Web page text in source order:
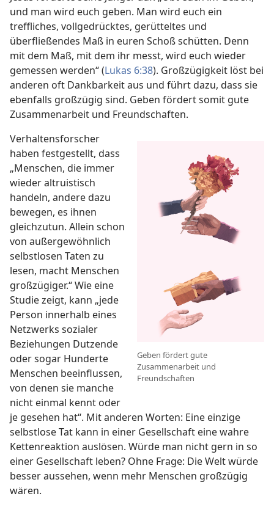
und man wird euch geben. Man wird euch ein
treffliches, vollgedrücktes, gerütteltes und
überfließendes Maß in euren Schoß schütten. Denn
mit dem Maß, mit dem ihr messt, wird euch wieder
gemessen werden“ (Lukas 6:38). Großzügigkeit löst bei
anderen oft Dankbarkeit aus und führt dazu, dass sie
ebenfalls großzügig sind. Geben fördert somit gute
Zusammenarbeit und Freundschaften.
Geben fördert gute
Zusammenarbeit und
Freundschaften
Verhaltensforscher
haben festgestellt, dass
„Menschen, die immer
wieder altruistisch
handeln, andere dazu
bewegen, es ihnen
gleichzutun. Allein schon
von außergewöhnlich
selbstlosen Taten zu
lesen, macht Menschen
großzügiger.“ Wie eine
Studie zeigt, kann „jede
Person innerhalb eines
Netzwerks sozialer
Beziehungen Dutzende
oder sogar Hunderte
Menschen beeinflussen,
von denen sie manche
nicht einmal kennt oder
je gesehen hat“. Mit anderen Worten: Eine einzige
selbstlose Tat kann in einer Gesellschaft eine wahre
Kettenreaktion auslösen. Würde man nicht gern in so
einer Gesellschaft leben? Ohne Frage: Die Welt würde
besser aussehen, wenn mehr Menschen großzügig
wären.